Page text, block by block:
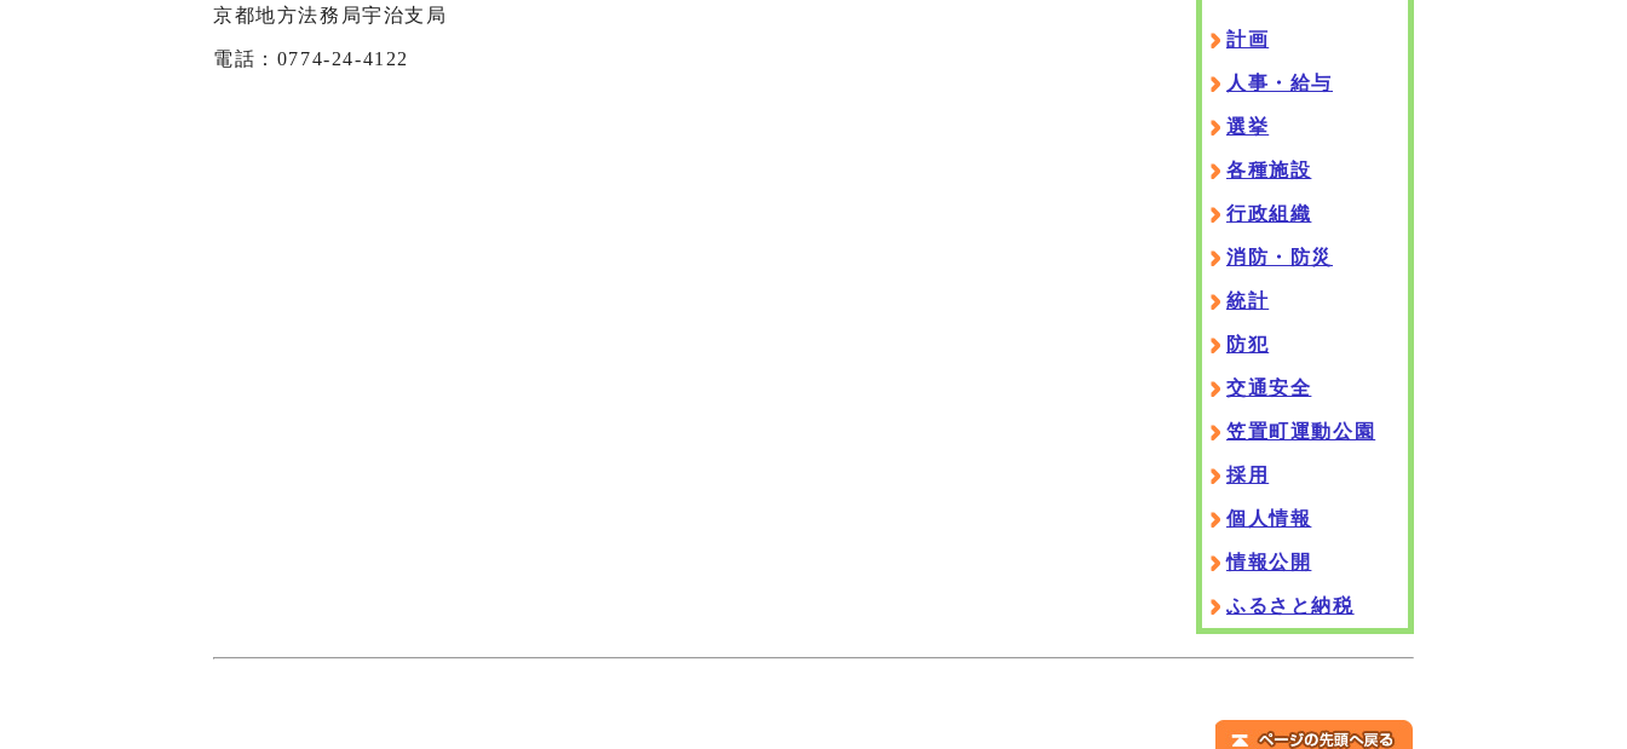
京都地方法務局宇治支局
電話：0774-24-4122
計画
人事・給与
選挙
各種施設
行政組織
消防・防災
統計
防犯
交通安全
笠置町運動公園
採用
個人情報
情報公開
ふるさと納税